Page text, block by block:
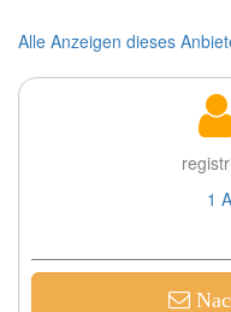
Alle Anzeigen dieses
1